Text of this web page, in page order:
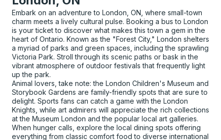
Embark on an adventure to London, ON, where small-town
charm meets a lively cultural pulse. Booking a bus to London
is your ticket to discover what makes this town a gem in the
heart of Ontario. Known as the "Forest City," London shelters
a myriad of parks and green spaces, including the sprawling
Victoria Park. Stroll through its scenic paths or bask in the
vibrant atmosphere of outdoor festivals that frequently light
up the park.
Animal lovers, take note: the London Children's Museum and
Storybook Gardens are family-friendly spots that are sure to
delight. Sports fans can catch a game with the London
Knights, while art admirers will appreciate the rich collections
at the Museum London and the popular local art galleries.
When hunger calls, explore the local dining spots offering
everything from classic comfort food to diverse international